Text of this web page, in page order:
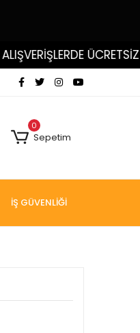
ÜCRETSİZ
0
Sepetim
İŞ GÜVENLİĞİ